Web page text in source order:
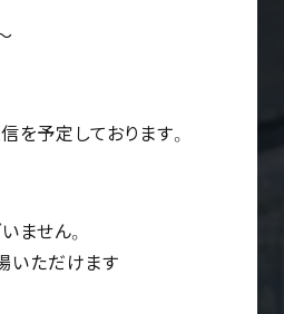
予定しております。
ません。
いただけます